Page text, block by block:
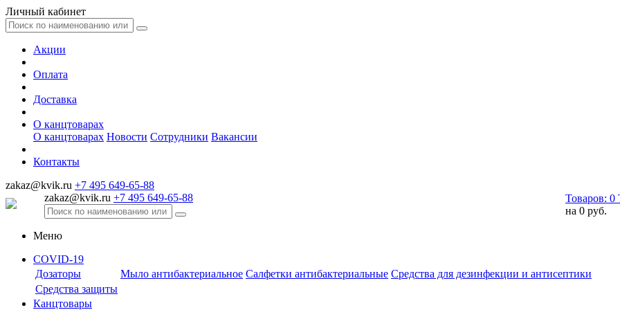
Личный кабинет
Акции
Оплата
Доставка
О канцтоварах
О канцтоварах Новости Сотрудники Вакансии
Контакты
zakaz@kvik.ru +7 495 649-65-88
zakaz@kvik.ru +7 495 649-65-88 Товаров: 0
на 0 руб.
Меню
COVID-19
Дозаторы
Мыло антибактериальное Салфетки антибактериальные Средства для дезинфекции и антисептики
Средства защиты
Канцтовары